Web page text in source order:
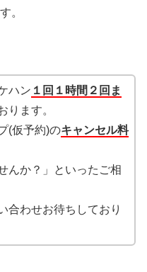
。
ハン １回１時間２回ま
ります。
(仮予約)のキャンセル料
んか？」といったご相
合わせお待ちしており